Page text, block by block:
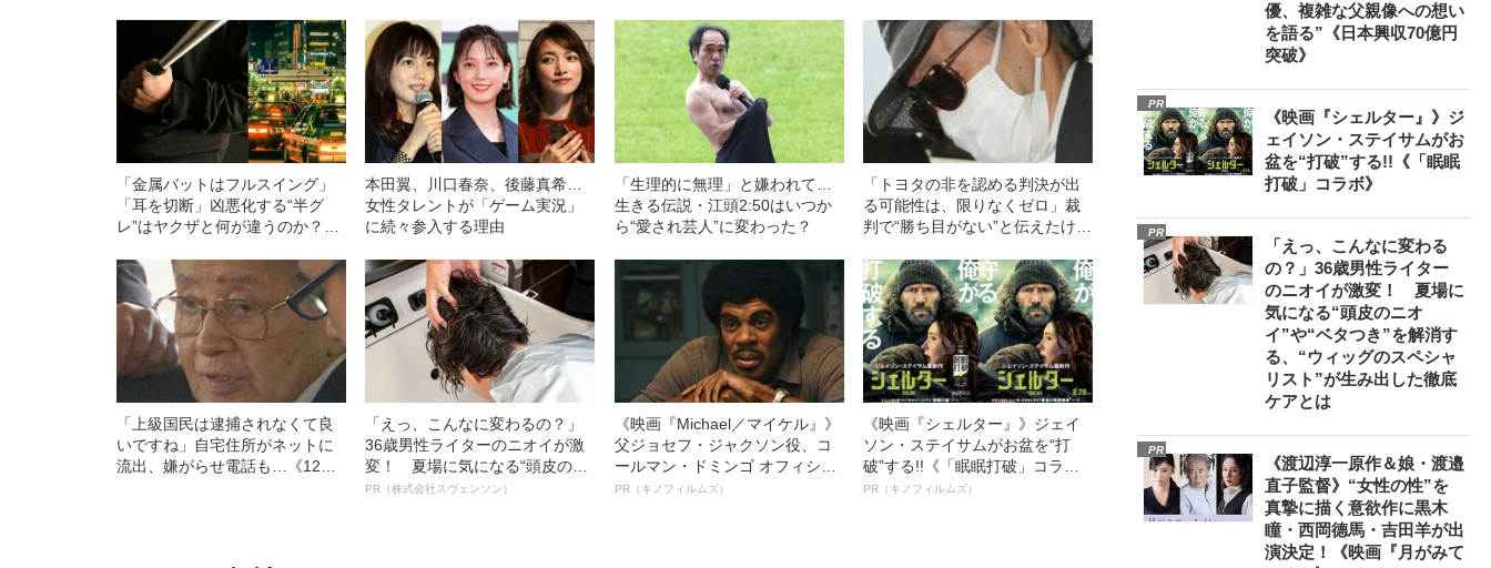
「金属バットはフルスイング」
「耳を切断」凶悪化する“半グ
レ”はヤクザと何が違うのか？
本田翼、川口春奈、後藤真希…
女性タレントが「ゲーム実況」
に続々参入する理由
「生理的に無理」と嫌われて…
生きる伝説・江頭2:50はいつか
ら“愛され芸人”に変わった？
「トヨタの非を認める判決が出
る可能性は、限りなくゼロ」裁
判で“勝ち目がない”と伝えたけれ
幸三を説得できなかった「長男
の葛藤」
「上級国民は逮捕されなくて良
いですね」自宅住所がネットに
流出、嫌がらせ電話も…《12人
「えっ、こんなに変わるの？」
36歳男性ライターのニオイが激
変！ 夏場に気になる“頭皮のニ
オイ”や“ベタつき”を解消す
PR（株式会社スヴェンソン）
《映画『Michael／マイケル』》
父ジョセフ・ジャクソン役、コ
ールマン・ドミンゴ オフィシャ
ルインタビュー“観客を魅了した
PR（キノフィルムズ）
《映画『シェルター』》ジェイ
ソン・ステイサムがお盆を“打
破”する!!《「眠眠打破」コラ
ボ》
PR（キノフィルムズ）
優、複雑な父親像への想い
を語る”《日本興収70億円
突破》
PR
《映画『シェルター』》ジ
ェイソン・ステイサムがお
盆を“打破”する!!《「眠眠
打破」コラボ》
PR
「えっ、こんなに変わる
の？」36歳男性ライター
のニオイが激変！ 夏場に
気になる“頭皮のニオ
イ”や“ベタつき”を解消す
る、“ウィッグのスペシャ
リスト”が生み出した徹底
ケアとは
PR
《渡辺淳一原作＆娘・渡邉
直子監督》“女性の性”を
真摯に描く意欲作に黒木
瞳・西岡德馬・吉田羊が出
演決定！《映画『月がみて